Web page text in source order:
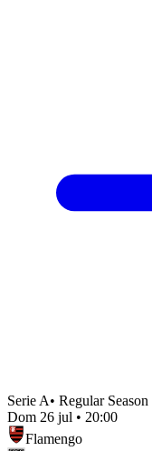
Serie A• Regular Season
Dom 26 jul • 20:00
Flamengo